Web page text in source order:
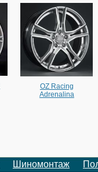
OZ Racing
Adrenalina
Шиномонтаж